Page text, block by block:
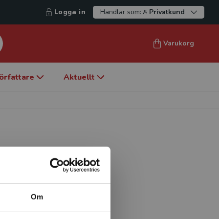
Om
Logga in Handlar som: Privatkund
Varukorg
Aktuellt
College of Saint